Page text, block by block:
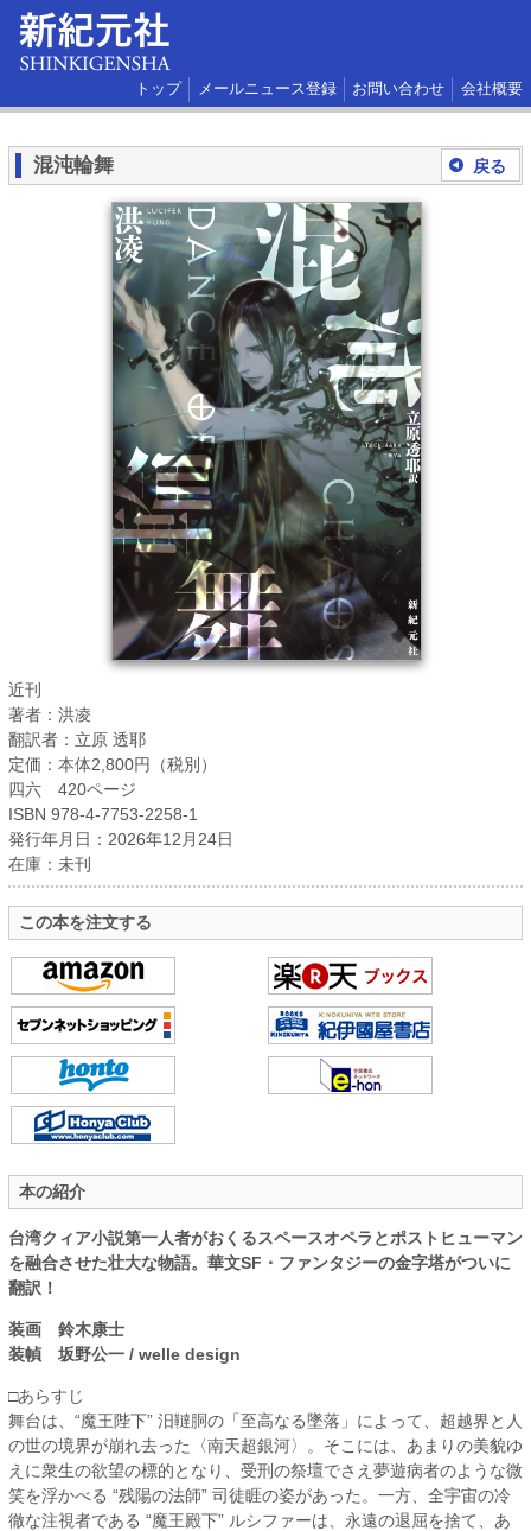
トップ メールニュース登録 お問い合わせ 会社概要
戻る
混沌輪舞
近刊
著者：洪凌
翻訳者：立原 透耶
定価：本体2,800円（税別）
四六 420ページ
ISBN 978-4-7753-2258-1
発行年月日：2026年12月24日
在庫：未刊
この本を注文する
本の紹介
台湾クィア小説第一人者がおくるスペースオペラとポストヒューマン
を融合させた壮大な物語。華文SF・ファンタジーの金字塔がついに
翻訳！
装画 鈴木康士
装幀 坂野公一 / welle design
□あらすじ
舞台は、“魔王陛下” 汨韃胴の「至高なる墜落」によって、超越界と人
の世の境界が崩れ去った〈南天超銀河〉。そこには、あまりの美貌ゆ
えに衆生の欲望の標的となり、受刑の祭壇でさえ夢遊病者のような微
笑を浮かべる “残陽の法師” 司徒睚の姿があった。一方、全宇宙の冷
徹な注視者である “魔王殿下” ルシファーは、永遠の退屈を捨て、あ